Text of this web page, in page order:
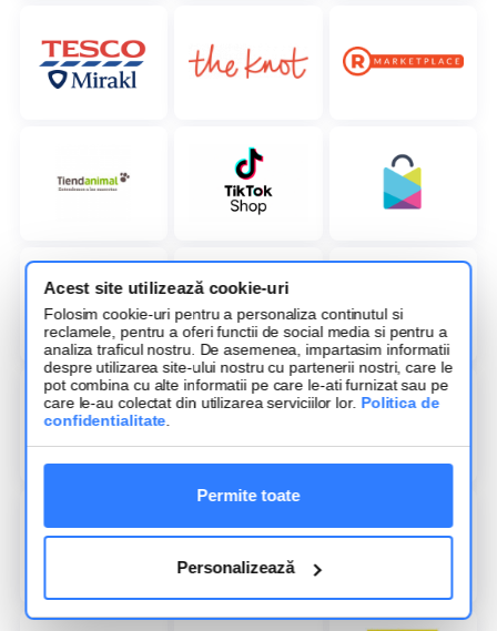
Acest site utilizează cookie-uri
Folosim cookie-uri pentru a personaliza continutul si
reclamele, pentru a oferi functii de social media si pentru a
analiza traficul nostru. De asemenea, impartasim informatii
despre utilizarea site-ului nostru cu partenerii nostri, care le
pot combina cu alte informatii pe care le-ati furnizat sau pe
care le-au colectat din utilizarea serviciilor lor. Politica de
confidentialitate
Permite toate
Personalizează